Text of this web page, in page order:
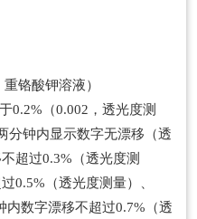
铬酸钾溶液）
0.2%（0.002，透光度测
分钟内显示数字无漂移（透
超过0.3%（透光度测
0.5%（透光度测量）、
内数字漂移不超过0.7%（透